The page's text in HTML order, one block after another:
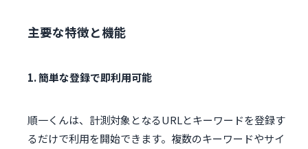
主要な特徴と機能
1. 簡単な登録で即利用可能
順一くんは、計測対象となるURLとキーワードを登録す
るだけで利用を開始できます。複数のキーワードやサイ